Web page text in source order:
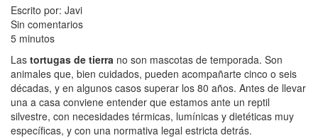
Escrito por: Javi
Sin comentarios
5 minutos
Las tortugas de tierra no son mascotas de temporada. Son
animales que, bien cuidados, pueden acompañarte cinco o seis
décadas, y en algunos casos superar los 80 años. Antes de llevar
una a casa conviene entender que estamos ante un reptil
silvestre, con necesidades térmicas, lumínicas y dietéticas muy
específicas, y con una normativa legal estricta detrás.